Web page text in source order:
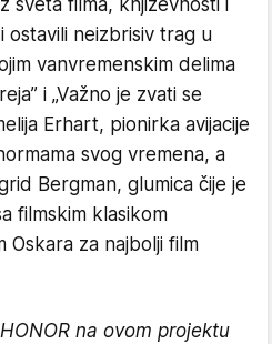
sveta filma, književnosti i
ostavili neizbrisiv trag u
vanvremenskim delima
i „Važno je zvati se
Erhart, pionirka avijacije
svog vremena, a
Bergman, glumica čije je
filmskim klasikom
Oskara za najbolji film
na ovom projektu